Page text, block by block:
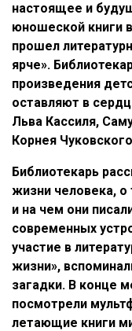
настоящее и
юношеской книги
прошел
ярче».
произведения
оставляют в
Льва Кассиля,
Корнея
Библиотекарь
жизни человека, о
и на чем они
современных
участие в
жизни»,
загадки. В конце
посмотрели
летающие книги